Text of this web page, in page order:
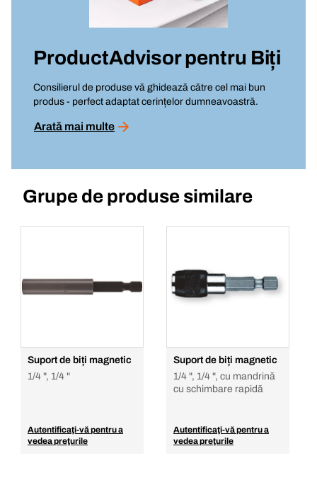
ProductAdvisor pentru Biți
Consilierul de produse vă ghidează către cel mai bun
produs - perfect adaptat cerințelor dumneavoastră.
Arată mai multe
Grupe de produse similare
Suport de biți magnetic
1/4 ", 1/4 "
Autentificaţi-vă pentru a
vedea preţurile
Suport de biți magnetic
1/4 ", 1/4 ", cu mandrină
cu schimbare rapidă
Autentificaţi-vă pentru a
vedea preţurile